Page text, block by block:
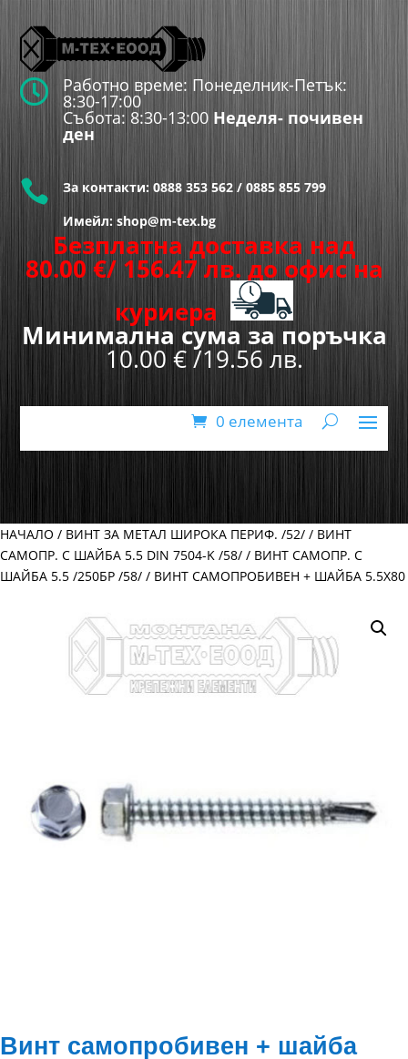
 Работно време: Понеделник-Петък:
8:30-17:00
Събота: 8:30-13:00 Неделя- почивен
ден
 За контакти: 0888 353 562 / 0885 855 799
Имейл: shop@m-tex.bg
Безплатна доставка над
80.00 €/ 156.47 лв. до офис на
куриера
Минимална сума за поръчка
10.00 € /19.56 лв.
0 елемента
НАЧАЛО / ВИНТ ЗА МЕТАЛ ШИРОКА ПЕРИФ. /52/ / ВИНТ
САМОПР. С ШАЙБА 5.5 DIN 7504-K /58/ / ВИНТ САМОПР. С
ШАЙБА 5.5 /250БР /58/ / ВИНТ САМОПРОБИВЕН + ШАЙБА 5.5Х80
Винт самопробивен + шайба